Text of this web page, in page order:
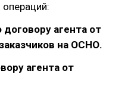
агента от
на ОСНО.
агента от